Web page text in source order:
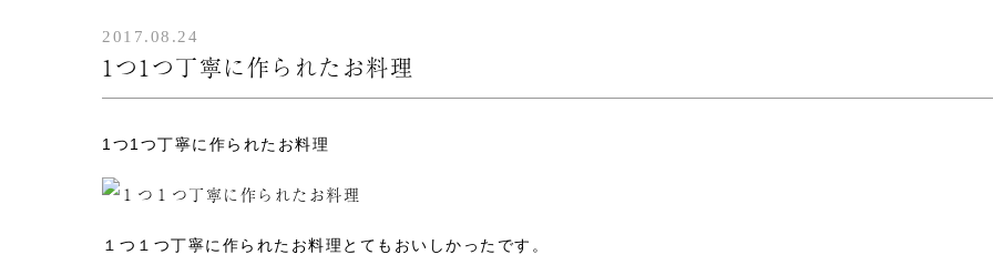
2017.08.24
1つ1つ丁寧に作られたお料理
1つ1つ丁寧に作られたお料理
１つ１つ丁寧に作られたお料理とてもおいしかったです。